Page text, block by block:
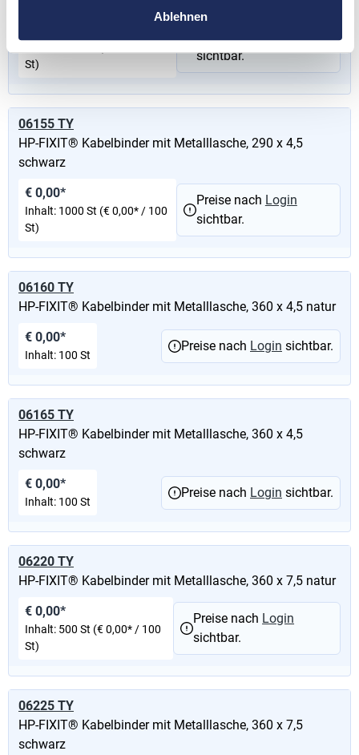
Ablehnen
St)
Preise nachLogin
sichtbar.
06155 TY
HP-FIXIT® Kabelbinder mit Metalllasche, 290 x 4,5
schwarz
€ 0,00*
Inhalt: 1000 St (€ 0,00* / 100
St)
Preise nach Login
sichtbar.
06160 TY
HP-FIXIT® Kabelbinder mit Metalllasche, 360 x 4,5 natur
€ 0,00*
Inhalt: 100 St
Preise nach Login sichtbar.
06165 TY
HP-FIXIT® Kabelbinder mit Metalllasche, 360 x 4,5
schwarz
€ 0,00*
Inhalt: 100 St
Preise nach Login sichtbar.
06220 TY
HP-FIXIT® Kabelbinder mit Metalllasche, 360 x 7,5 natur
€ 0,00*
Inhalt: 500 St (€ 0,00* / 100
St)
Preise nach Login
sichtbar.
06225 TY
HP-FIXIT® Kabelbinder mit Metalllasche, 360 x 7,5
schwarz